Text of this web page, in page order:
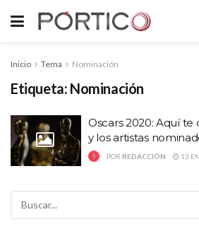
Inicio Tema Nominación
Etiqueta: Nominación
Oscars 2020: Aquí
y los artistas
POR REDACCIÓN 13